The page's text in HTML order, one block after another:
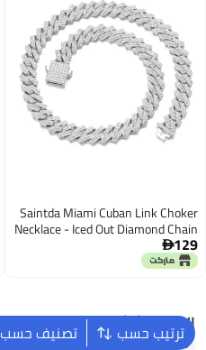
Saintda Miami Cuban Link Choker
Necklace - Iced Out Diamond Chain
for Men & Women (Silver-10mm-
16inch)
129
ترتيب حسب تصنيف حسب البحث الشائع
محفظة رجالية ملابس الحج والعمرة